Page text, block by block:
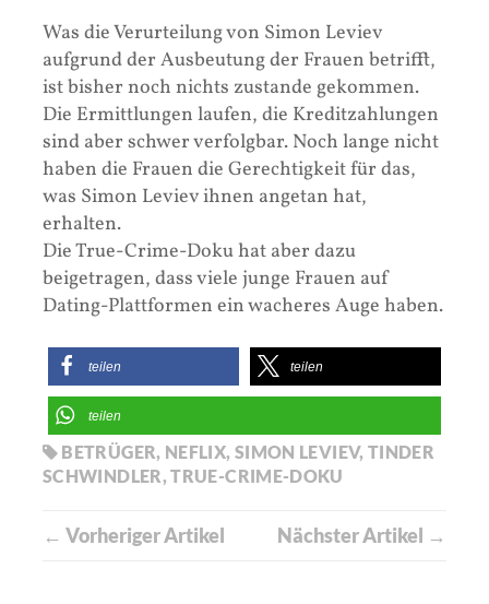
Was die Verurteilung von Simon Leviev
aufgrund der Ausbeutung der Frauen betrifft,
ist bisher noch nichts zustande gekommen.
Die Ermittlungen laufen, die Kreditzahlungen
sind aber schwer verfolgbar. Noch lange nicht
haben die Frauen die Gerechtigkeit für das,
was Simon Leviev ihnen angetan hat,
erhalten.
Die True-Crime-Doku hat aber dazu
beigetragen, dass viele junge Frauen auf
Dating-Plattformen ein wacheres Auge haben.
teilen teilen
teilen
BETRÜGER, NEFLIX, SIMON LEVIEV, TINDER
SCHWINDLER,TRUE-CRIME-DOKU
← Vorheriger Artikel Nächster Artikel →